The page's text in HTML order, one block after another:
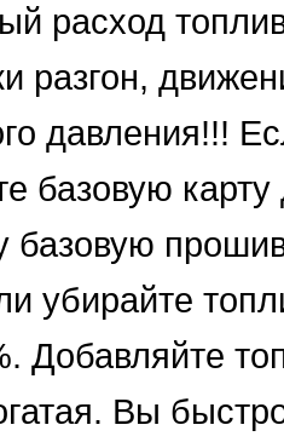
расход
разгон,
давления!!!
базовую
базовую
убирайте
Добавляйте
Вы